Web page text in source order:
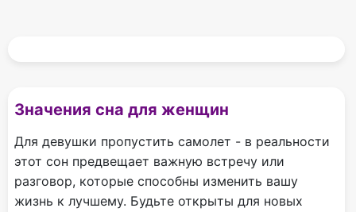
Значения сна для женщин
Для девушки пропустить самолет - в реальности
этот сон предвещает важную встречу или
разговор, которые способны изменить вашу
жизнь к лучшему. Будьте открыты для новых